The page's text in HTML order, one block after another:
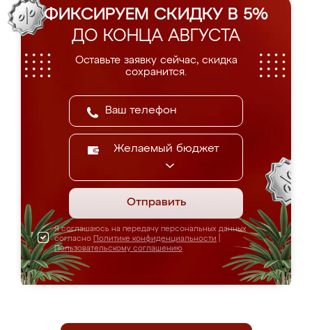
ФИКСИРУЕМ СКИДКУ В 5%
ДО КОНЦА АВГУСТА
Оставьте заявку сейчас, скидка
сохранится.
Желаемый бюджет
Отправить
Я соглашаюсь на передачу персональных данных
согласно Политике конфиденциальности
Пользовательскому соглашению